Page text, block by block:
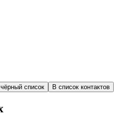
список В список контактов